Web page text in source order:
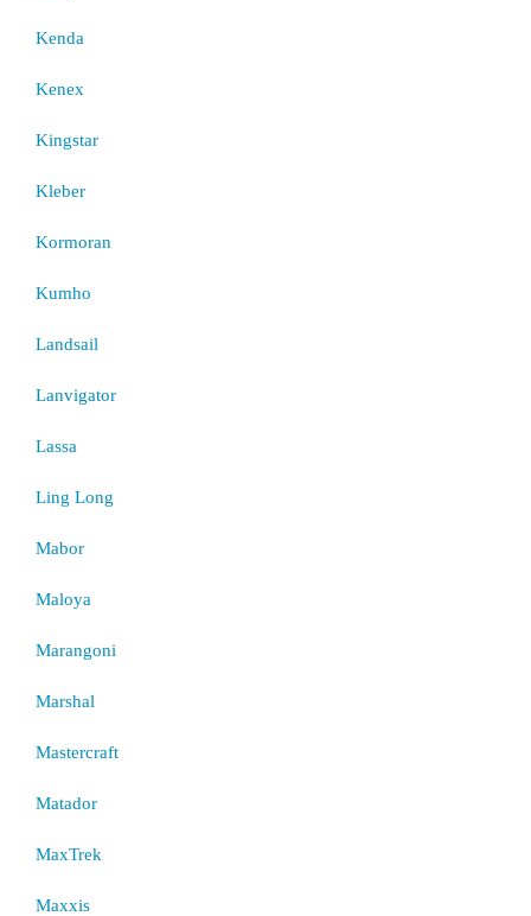
Kenda
Kenex
Kingstar
Kleber
Kormoran
Kumho
Landsail
Lanvigator
Lassa
Ling Long
Mabor
Maloya
Marangoni
Marshal
Mastercraft
Matador
MaxTrek
Maxxis